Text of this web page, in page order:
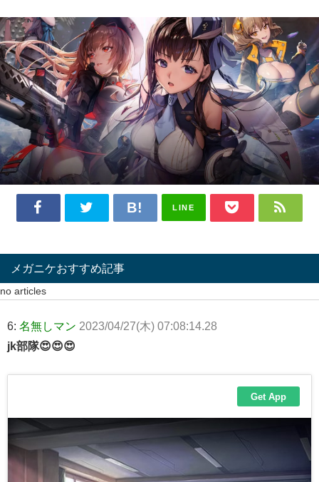
LINE
メガニケおすすめ記事
no articles
6: 名無しマン 2023/04/27(木) 07:08:14.28
jk部隊😍😍😍